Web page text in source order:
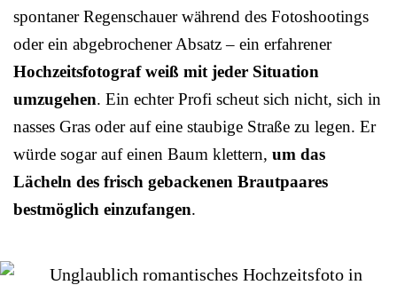
spontaner Regenschauer während des Fotoshootings
oder ein abgebrochener Absatz – ein erfahrener
Hochzeitsfotograf weiß mit jeder Situation
umzugehen. Ein echter Profi scheut sich nicht, sich in
nasses Gras oder auf eine staubige Straße zu legen. Er
würde sogar auf einen Baum klettern, um das
Lächeln des frisch gebackenen Brautpaares
bestmöglich einzufangen.